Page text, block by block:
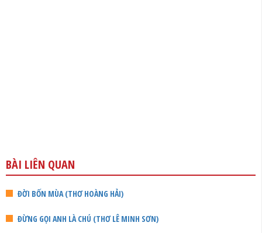
BÀI LIÊN QUAN
ĐỜI BỐN MÙA (THƠ HOÀNG HẢI)
ĐỪNG GỌI ANH LÀ CHÚ (THƠ LÊ MINH SƠN)